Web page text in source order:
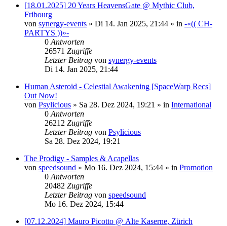
[18.01.2025] 20 Years HeavensGate @ Mythic Club,
Fribourg
von synergy-events » Di 14. Jan 2025, 21:44 » in -«(( CH-
PARTYS ))»-
0 Antworten
26571 Zugriffe
Letzter Beitrag von synergy-events
Di 14. Jan 2025, 21:44
Human Asteroid - Celestial Awakening [SpaceWarp Recs]
Out Now!
von Psylicious » Sa 28. Dez 2024, 19:21 » in International
0 Antworten
26212 Zugriffe
Letzter Beitrag von Psylicious
Sa 28. Dez 2024, 19:21
The Prodigy - Samples & Acapellas
von speedsound » Mo 16. Dez 2024, 15:44 » in Promotion
0 Antworten
20482 Zugriffe
Letzter Beitrag von speedsound
Mo 16. Dez 2024, 15:44
[07.12.2024] Mauro Picotto @ Alte Kaserne, Zürich